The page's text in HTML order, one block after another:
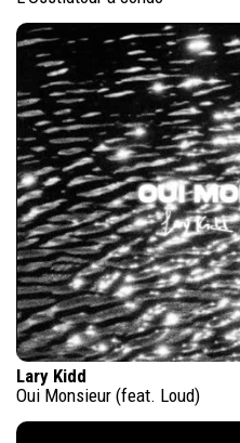
Lary Kidd
Oui Monsieur (feat. Loud)